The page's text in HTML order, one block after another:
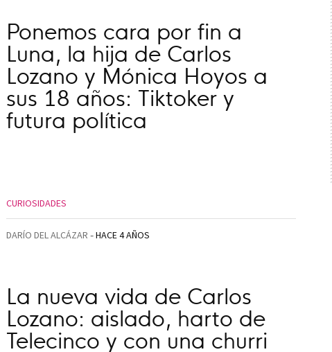
Ponemos cara por fin a
Luna, la hija de Carlos
Lozano y Mónica Hoyos a
sus 18 años: Tiktoker y
futura política
CURIOSIDADES
DARÍO DEL ALCÁZAR HACE 4 AÑOS
La nueva vida de Carlos
Lozano: aislado, harto de
Telecinco y con una churri